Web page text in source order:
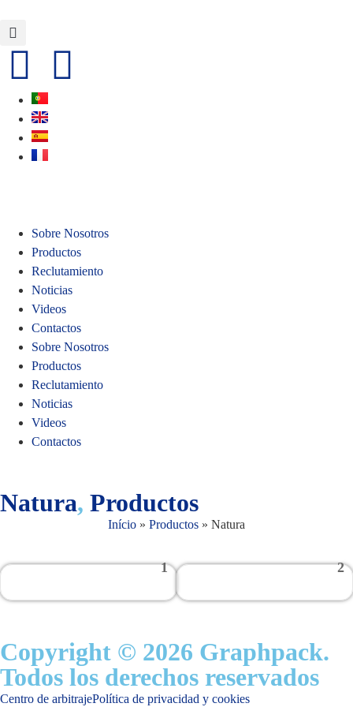
Sobre Nosotros
Productos
Reclutamiento
Noticias
Videos
Contactos
Sobre Nosotros
Productos
Reclutamiento
Noticias
Videos
Contactos
Natura, Productos
Início » Productos » Natura
1 2
Copyright © 2026 Graphpack.
Todos los derechos reservados
Centro de arbitrajePolítica de privacidad y cookies